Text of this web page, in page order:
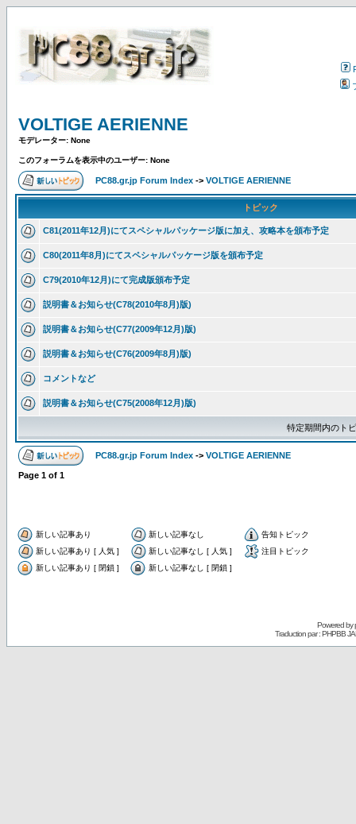
VOLTIGE AERIENNE
モデレーター: None
このフォーラムを表示中のユーザー: None
PC88.gr.jp Forum Index -> VOLTIGE AERIENNE
トピック
C81(2011年12月)にてスペシャルパッケージ版に加え、攻略本を頒布予定
C80(2011年8月)にてスペシャルパッケージ版を頒布予定
C79(2010年12月)にて完成版頒布予定
説明書＆お知らせ(C78(2010年8月)版)
説明書＆お知らせ(C77(2009年12月)版)
説明書＆お知らせ(C76(2009年8月)版)
コメントなど
説明書＆お知らせ(C75(2008年12月)版)
特定期間内のト
PC88.gr.jp Forum Index -> VOLTIGE AERIENNE
Page 1 of 1
新しい記事あり 新しい記事なし
告知トピック
新しい記事あり [ 人気 ]
新しい記事なし [ 人気 ]
注目トピック
新しい記事あり [ 閉鎖 ]
新しい記事なし [ 閉鎖 ]
Powered by
Traduction par : PHPBB